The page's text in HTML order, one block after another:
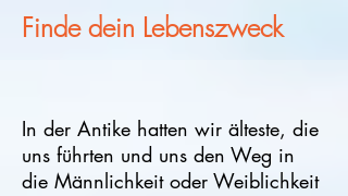
In der Antike hatten wir älteste, die
uns führten und uns den Weg in
die Männlichkeit oder Weiblichkeit
Finde dein Lebenszweck